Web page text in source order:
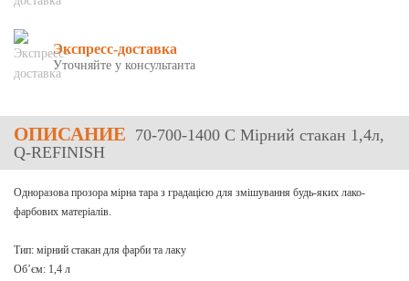
Экспресс-доставка
Уточняйте у консультанта
ОПИСАНИЕ 70-700-1400 C Мірний стакан 1,4л,
Q-REFINISH
Одноразова прозора мірна тара з градацією для змішування будь-яких лако-
фарбових матеріалів.
Тип: мірний стакан для фарби та лаку
Об’єм: 1,4 л